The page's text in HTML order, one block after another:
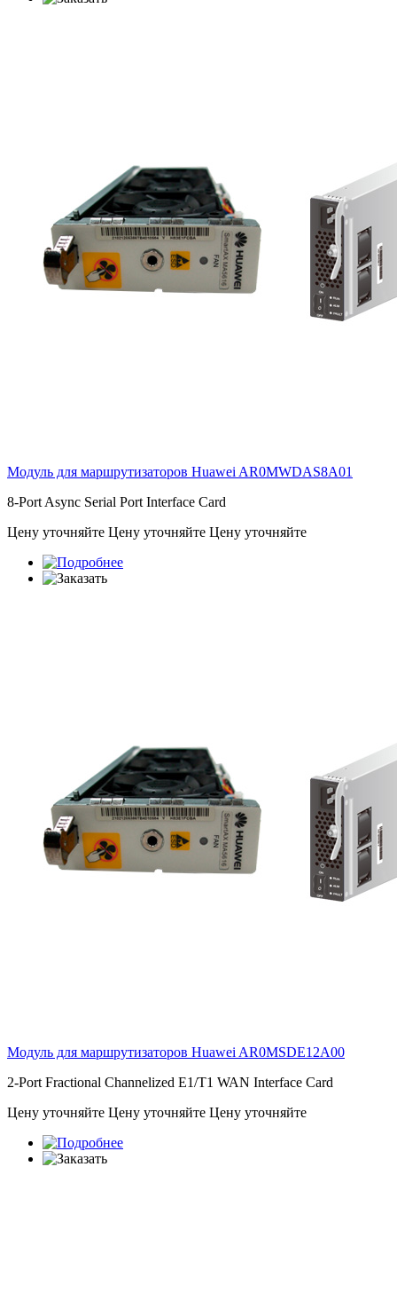
Модуль для маршрутизаторов Huawei AR0MWDAS8A01
8-Port Async Serial Port Interface Card
Цену уточняйте Цену уточняйте Цену уточняйте
Модуль для маршрутизаторов Huawei AR0MSDE12A00
2-Port Fractional Channelized E1/T1 WAN Interface Card
Цену уточняйте Цену уточняйте Цену уточняйте